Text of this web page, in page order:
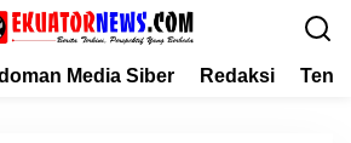
Media Siber Redaksi